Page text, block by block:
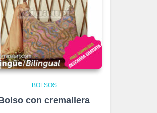
BOLSOS
con cremallera